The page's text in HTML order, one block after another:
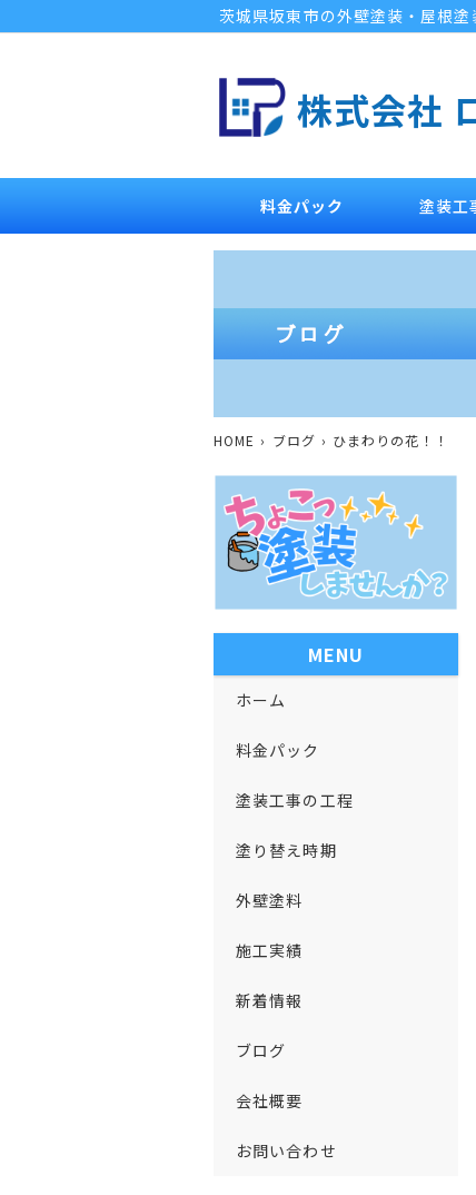
茨城県坂東市の外壁塗装・屋根
株式会社
料金パック 塗装工
HOME ブログ ひまわりの花！！
MENU
ホーム
料金パック
塗装工事の工程
塗り替え時期
外壁塗料
施工実績
新着情報
ブログ
会社概要
お問い合わせ